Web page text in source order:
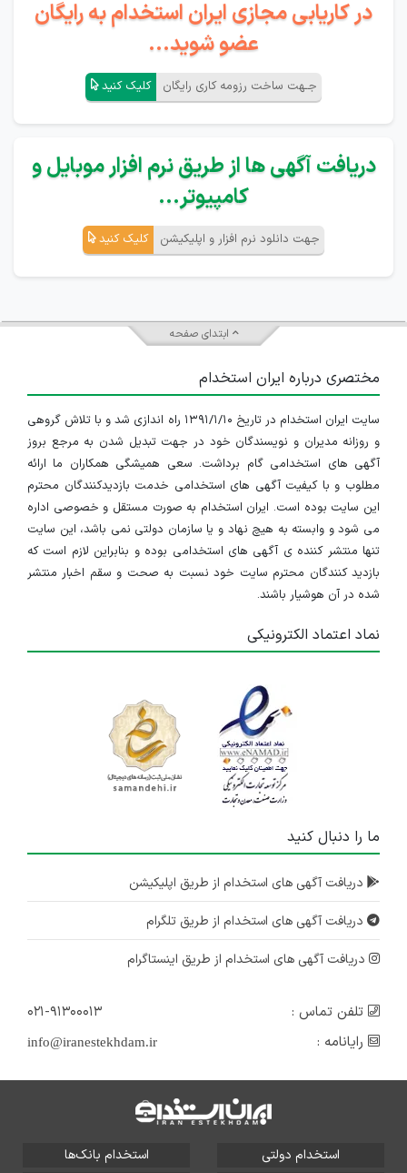
در کاریابی مجازی ایران استخدام به رایگان
عضو شوید...
جـهت ساخت رزومه کاری رایگان کلیک کنید
دریافت آگهی ها از طریق نرم افزار موبایل و
کامپیوتر...
جهت دانلود نرم افزار و اپلیکیشن کلیک کنید
ابتدای صفحه
مختصری درباره ایران استخدام
سایت ایران استخدام در تاریخ ۱۳۹۱/۱/۱۰ راه اندازی شد و با تلاش گروهی
و روزانه مدیران و نویسندگان خود در جهت تبدیل شدن به مرجع بروز
آگهی های استخدامی گام برداشت. سعی همیشگی همکاران ما ارائه
مطلوب و با کیفیت آگهی های استخدامی خدمت بازدیدکنندگان محترم
این سایت بوده است. ایران استخدام به صورت مستقل و خصوصی اداره
می شود و وابسته به هیچ نهاد و یا سازمان دولتی نمی باشد، این سایت
تنها منتشر کننده ی آگهی های استخدامی بوده و بنابراین لازم است که
بازدید کنندگان محترم سایت خود نسبت به صحت و سقم اخبار منتشر
شده در آن هوشیار باشند.
نماد اعتماد الکترونیکی
ما را دنبال کنید
دریافت آگهی های استخدام از طریق اپلیکیشن
دریافت آگهی های استخدام از طریق تلگرام
دریافت آگهی های استخدام از طریق اینستاگرام
تلفن تماس :
۰۲۱-۹۱۳۰۰۰۱۳
رایانامه :
info@iranestekhdam.ir
استخدام دولتی استخدام بانک‌ها